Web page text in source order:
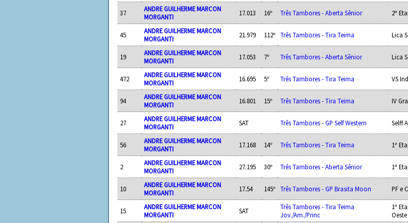
37
ANDRE GUILHERME MARCON
MORGANTI
17.013 16º Três Tambores - Aberta Sênior 2ª
45
ANDRE GUILHERME MARCON
MORGANTI
21.979 112º Três Tambores - Tira Teima Lica
19
ANDRE GUILHERME MARCON
MORGANTI
17.053 7º Três Tambores - Aberta Sênior Lica
472
ANDRE GUILHERME MARCON
MORGANTI
16.695 5º Três Tambores - Tira Teima VS
94
ANDRE GUILHERME MARCON
MORGANTI
16.801 15º Três Tambores - Tira Teima IV
27
ANDRE GUILHERME MARCON
MORGANTI
SAT Três Tambores - GP Self Western Selff
56
ANDRE GUILHERME MARCON
MORGANTI
17.168 14º Três Tambores - Tira Teima 1ª
2
ANDRE GUILHERME MARCON
MORGANTI
27.195 30º Três Tambores - Aberta Sênior 1ª
10
ANDRE GUILHERME MARCON
MORGANTI
17.54 145º Três Tambores - GP Brasita Moon PF e
15
ANDRE GUILHERME MARCON
MORGANTI
SAT
Três Tambores - Tira Teima
Jov./Am./Princ
1ª
Oeste